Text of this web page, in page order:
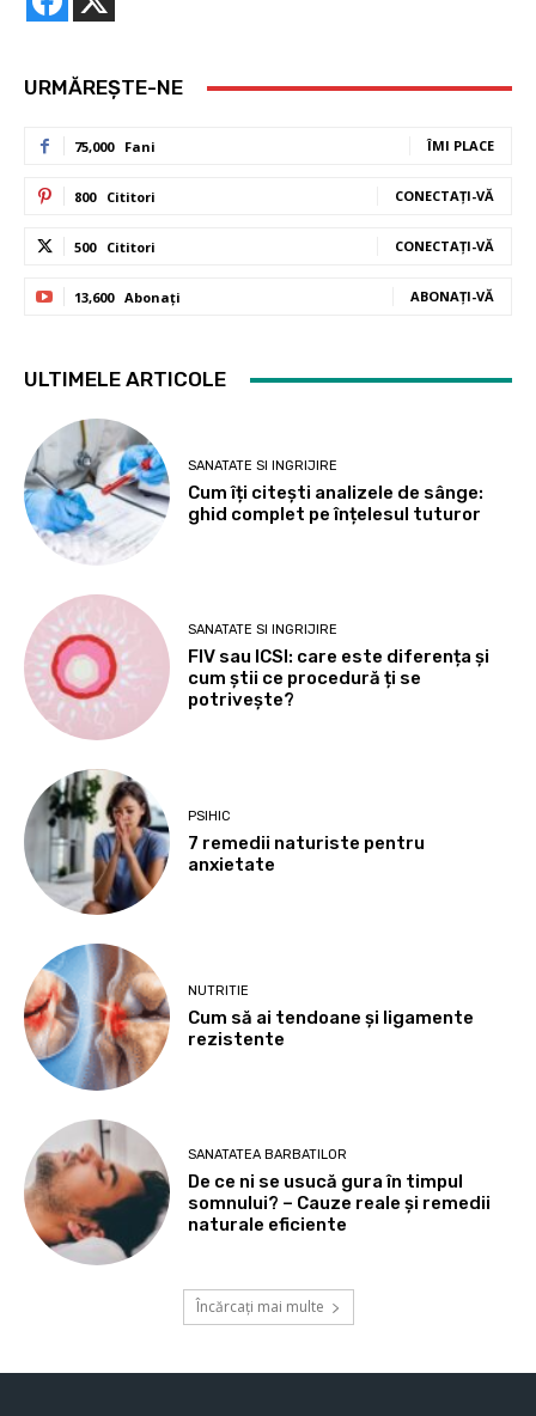
URMĂREȘTE-NE
75,000 Fani ÎMI PLACE
800 Cititori CONECTAȚI-VĂ
500 Cititori CONECTAȚI-VĂ
13,600 Abonați ABONAȚI-VĂ
ULTIMELE ARTICOLE
SANATATE SI INGRIJIRE
Cum îți citești analizele de sânge:
ghid complet pe înțelesul tuturor
SANATATE SI INGRIJIRE
FIV sau ICSI: care este diferența și
cum știi ce procedură ți se
potrivește?
PSIHIC
7 remedii naturiste pentru
anxietate
NUTRITIE
Cum să ai tendoane şi ligamente
rezistente
SANATATEA BARBATILOR
De ce ni se usucă gura în timpul
somnului? – Cauze reale și remedii
naturale eficiente
Încărcați mai multe